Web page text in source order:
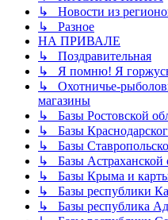
↳ Новости из
↳ Разное
НА ПРИВАЛЕ
↳ Поздравительная
↳ Я помню! Я
↳ Охотничье-
магазины
↳ Базы Ростовской
↳ Базы
↳ Базы
↳ Базы Астраханской
↳ Базы Крыма и карты
↳ Базы республики
↳ Базы республика